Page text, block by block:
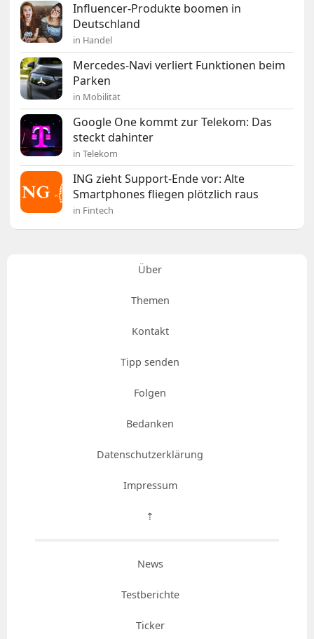
Influencer-Produkte boomen in
Deutschland
in Handel
Mercedes-Navi verliert Funktionen beim
Parken
in Mobilität
Google One kommt zur Telekom: Das
steckt dahinter
in Telekom
ING zieht Support-Ende vor: Alte
Smartphones fliegen plötzlich raus
in Fintech
Über
Themen
Kontakt
Tipp senden
Folgen
Bedanken
Datenschutzerklärung
Impressum
⇡
News
Testberichte
Ticker